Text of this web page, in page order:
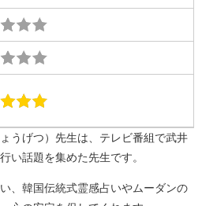
うげつ）先生は、テレビ番組で武井
い話題を集めた先生です。
、韓国伝統式霊感占いやムーダンの